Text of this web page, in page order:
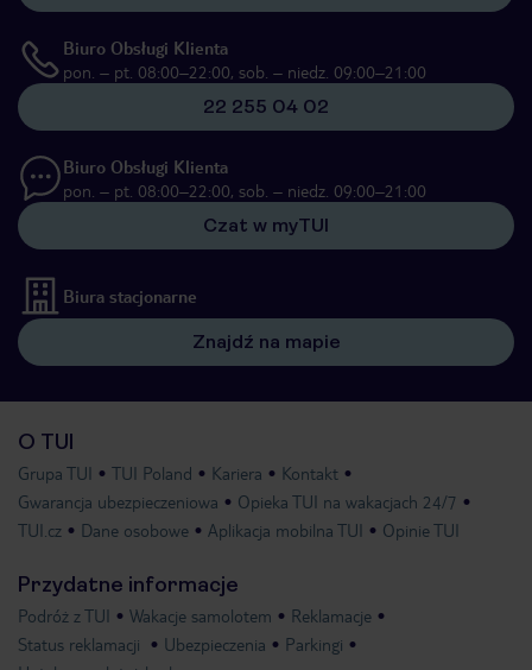
Biuro Obsługi Klienta
pon. – pt. 08:00–22:00, sob. – niedz. 09:00–21:00
22 255 04 02
Biuro Obsługi Klienta
pon. – pt. 08:00–22:00, sob. – niedz. 09:00–21:00
Czat w myTUI
Biura stacjonarne
Znajdź na mapie
O TUI
Grupa TUI TUI Poland Kariera
Kontakt
Gwarancja ubezpieczeniowa
Opieka TUI na wakacjach 24/7
TUI.cz
Dane osobowe Aplikacja mobilna TUI Opinie TUI
Przydatne informacje
Podróż z TUI Wakacje samolotem
Reklamacje
Status reklamacji
Ubezpieczenia
Parkingi